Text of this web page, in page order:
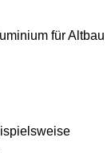
für Altbau